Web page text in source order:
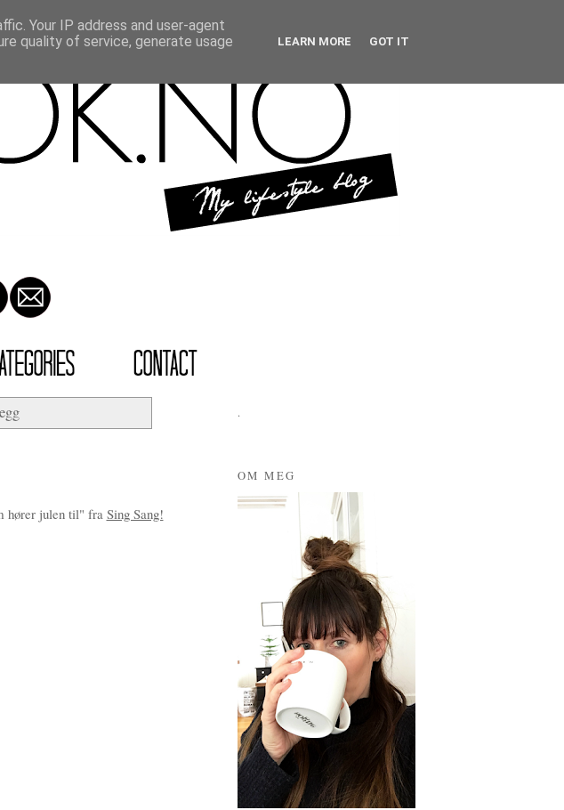
hører julen til" fra Sing Sang!
.
OM MEG
Your IP address and user-agent
quality of service, generate usage
LEARN MORE GOT IT